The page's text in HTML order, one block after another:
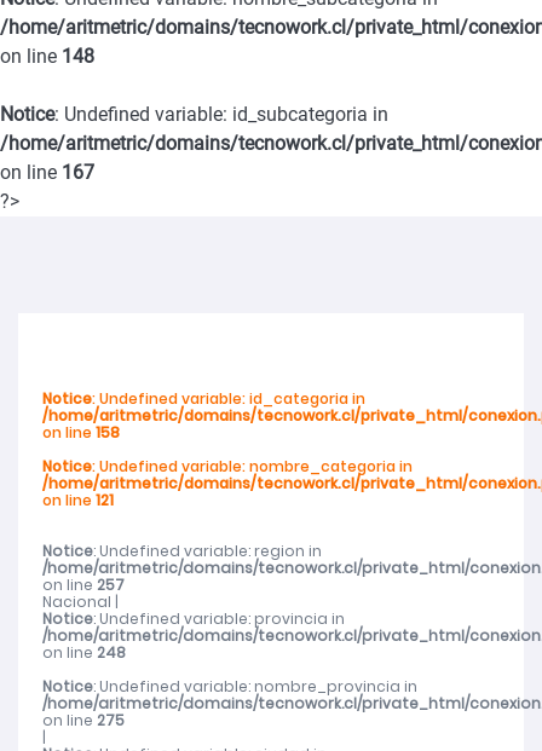
SernamEG Ñuble logra condena de 20 años de cárcel por caso de
violencia de género en San Carlos
SernamEG Ñuble invita a postular al Programa Mujer y
Abren talleres deportivos para adultos mayores en toda la región
Abren talleres deportivos para adultos mayores en toda la región
Cerca de mil de mujeres de Ñuble recibieron atención del SernamEG
/home/aritmetric/domains/tecnowork.cl/private_html/
on line 148
Notice: Undefined variable: id_subcategoria in
/home/aritmetric/domains/tecnowork.cl/private_html/
on line 167
?>
Notice: Undefined variable: id_categoria in
/home/aritmetric/domains/tecnowork.cl/private_html/
on line 158
Notice: Undefined variable: nombre_categoria in
/home/aritmetric/domains/tecnowork.cl/private_html/
on line 121
Notice: Undefined variable: region in
/home/aritmetric/domains/tecnowork.cl/private_html/
on line 257
Nacional |
Notice: Undefined variable: provincia in
/home/aritmetric/domains/tecnowork.cl/private_html/
on line 248
Notice: Undefined variable: nombre_provincia in
/home/aritmetric/domains/tecnowork.cl/private_html/
on line 275
|